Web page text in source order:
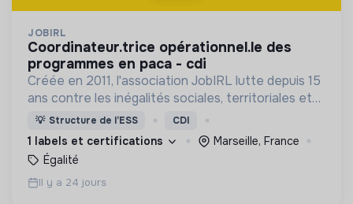
JOBIRL
coordinateur.trice opérationnel.le des
programmes en paca - cdi
Créée en 2011, l'association JobIRL lutte depuis 15
ans contre les inégalités sociales, territoriales et
de genre dans l’orientation et l’insertion
professionnelle.
💡 Structure de l’ESS CDI
1 labels et certifications
Marseille, France
Égalité
Il y a 24 jours